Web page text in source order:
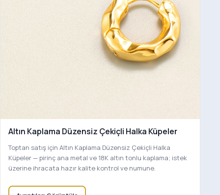
Altın Kaplama Düzensiz Çekiçli Halka Küpeler
Toptan satış için Altın Kaplama Düzensiz Çekiçli Halka
Küpeler — pirinç ana metal ve 18K altın tonlu kaplama; istek
üzerine ihracata hazır kalite kontrol ve numune.